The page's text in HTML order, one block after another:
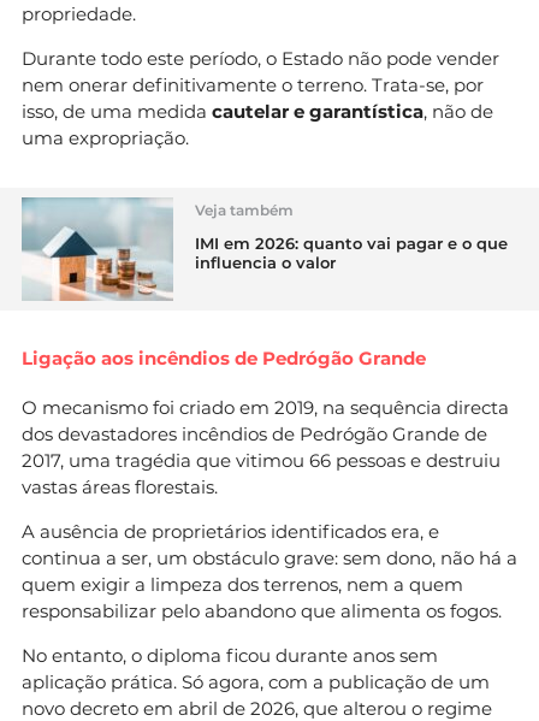
propriedade.
Durante todo este período, o Estado não pode vender
nem onerar definitivamente o terreno. Trata-se, por
isso, de uma medida cautelar e garantística, não de
uma expropriação.
Veja também
IMI em 2026: quanto vai pagar e o que
influencia o valor
Ligação aos incêndios de Pedrógão Grande
O mecanismo foi criado em 2019, na sequência directa
dos devastadores incêndios de Pedrógão Grande de
2017, uma tragédia que vitimou 66 pessoas e destruiu
vastas áreas florestais.
A ausência de proprietários identificados era, e
continua a ser, um obstáculo grave: sem dono, não há a
quem exigir a limpeza dos terrenos, nem a quem
responsabilizar pelo abandono que alimenta os fogos.
No entanto, o diploma ficou durante anos sem
aplicação prática. Só agora, com a publicação de um
novo decreto em abril de 2026, que alterou o regime